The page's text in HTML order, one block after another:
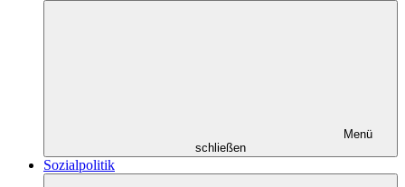
Menü
schließen
Sozialpolitik